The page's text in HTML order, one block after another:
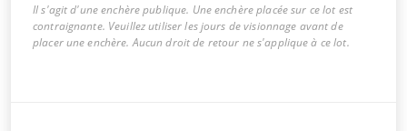
Il s'agit d'une enchère publique. Une enchère placée sur ce lot est
contraignante. Veuillez utiliser les jours de visionnage avant de
placer une enchère. Aucun droit de retour ne s'applique à ce lot.